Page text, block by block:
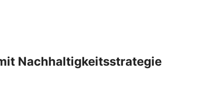
Nachhaltigkeitsstrategie